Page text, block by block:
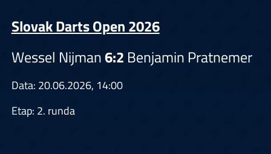
Slovak Darts Open 2026
Wessel Nijman6:2 Benjamin Pratnemer
Data: 20.06.2026, 14:00
Etap: 2. runda